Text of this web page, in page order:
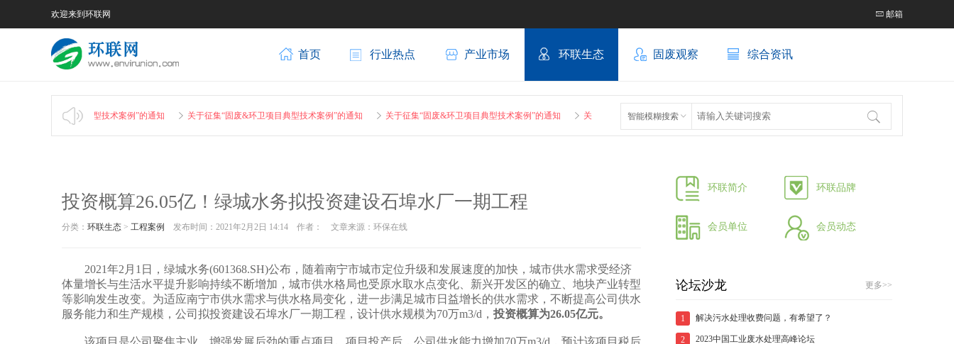
欢迎来到环联网 邮箱
首页 行业热点 产业市场 环联生态 固废观察 综合资讯
“固废&环卫项目典型技术案例”的通知 关于征集“固废&环卫项目典型技术案例”的通知 关于征集“固废&环卫项目典型技术案例”的通知 关于征集“固废&环卫项目典型技术案例”的通知 关于征集“固废&环卫项目典型技术案例”的通知
智能模糊搜索
投资概算26.05亿！绿城水务拟投资建设石埠水厂一期工程
分类： 环联生态 > 工程案例 发布时间：2021年2月2日 14:14 作者： 文章来源：环保在线
2021年2月1日，绿城水务(601368.SH)公布，随着南宁市城市定位升级和发展速度的加快，城市供水需求受经济
体量增长与生活水平提升影响持续不断增加，城市供水格局也受原水取水点变化、新兴开发区的确立、地块产业转型
等影响发生改变。为适应南宁市供水需求与供水格局变化，进一步满足城市日益增长的供水需求，不断提高公司供水
服务能力和生产规模，公司拟投资建设石埠水厂一期工程，设计供水规模为70万m3/d， 投资概算为26.05亿元。
该项目是公司聚焦主业、增强发展后劲的重点项目。项目投产后，公司供水能力增加70万m3/d，预计该项目税后
环联简介 环联品牌
会员单位 会员动态
论坛沙龙 更多>>
1 解决污水处理收费问题，有希望了？
2 2023中国工业废水处理高峰论坛